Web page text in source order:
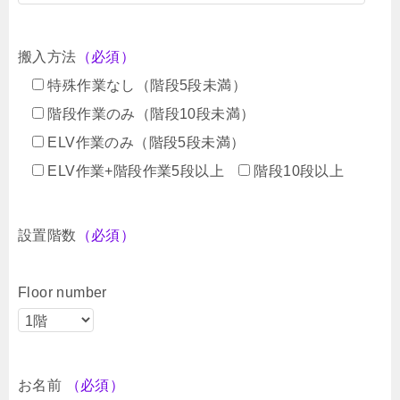
搬入方法 （必須）
特殊作業なし（階段5段未満）
階段作業のみ（階段10段未満）
ELV作業のみ（階段5段未満）
ELV作業+階段作業5段以上
階段10段以上
設置階数 （必須）
Floor number
お名前 （必須）